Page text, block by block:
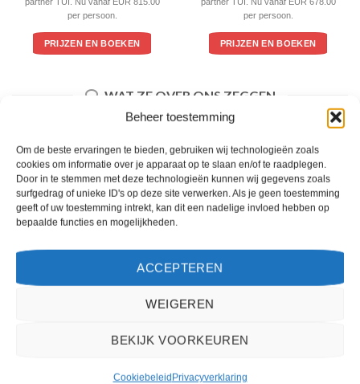
Beheer toestemming
Om de beste ervaringen te bieden, gebruiken wij technologieën zoals
cookies om informatie over je apparaat op te slaan en/of te raadplegen.
Door in te stemmen met deze technologieën kunnen wij gegevens zoals
surfgedrag of unieke ID's op deze site verwerken. Als je geen toestemming
geeft of uw toestemming intrekt, kan dit een nadelige invloed hebben op
bepaalde functies en mogelijkheden.
ACCEPTEREN
WEIGEREN
BEKIJK VOORKEUREN
CookiebeleidPrivacyverklaring
per persoon.
PRIJZEN EN BOEKEN
per persoon.
PRIJZEN EN BOEKEN
WAT ZE OVER ONS ZEGGEN
gebruiksvriendelijk en biedt een breed scala aan filters om je te helpen de perfecte